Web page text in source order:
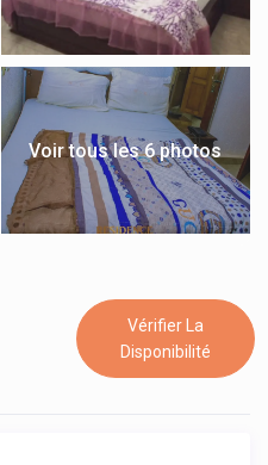
Voir tous les 6 photos
Vérifier La
Disponibilité